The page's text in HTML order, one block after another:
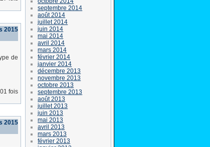
2015
de
fois
2015
septembre 2014
août 2014
juillet 2014
juin 2014
mai 2014
avril 2014
mars 2014
février 2014
janvier 2014
décembre 2013
novembre 2013
octobre 2013
septembre 2013
août 2013
juillet 2013
juin 2013
mai 2013
avril 2013
mars 2013
février 2013